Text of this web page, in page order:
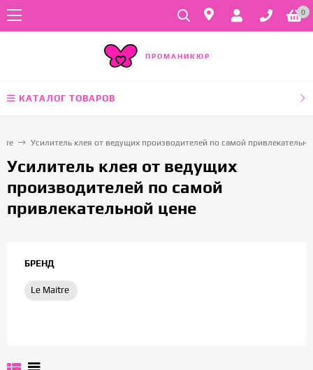
0
ПРОМАНИКЮР
КАТАЛОГ ТОВАРОВ
Усилитель клея от ведущих производителей по самой
Усилитель клея от ведущих
производителей по самой
привлекательной цене
БРЕНД
Le Maitre